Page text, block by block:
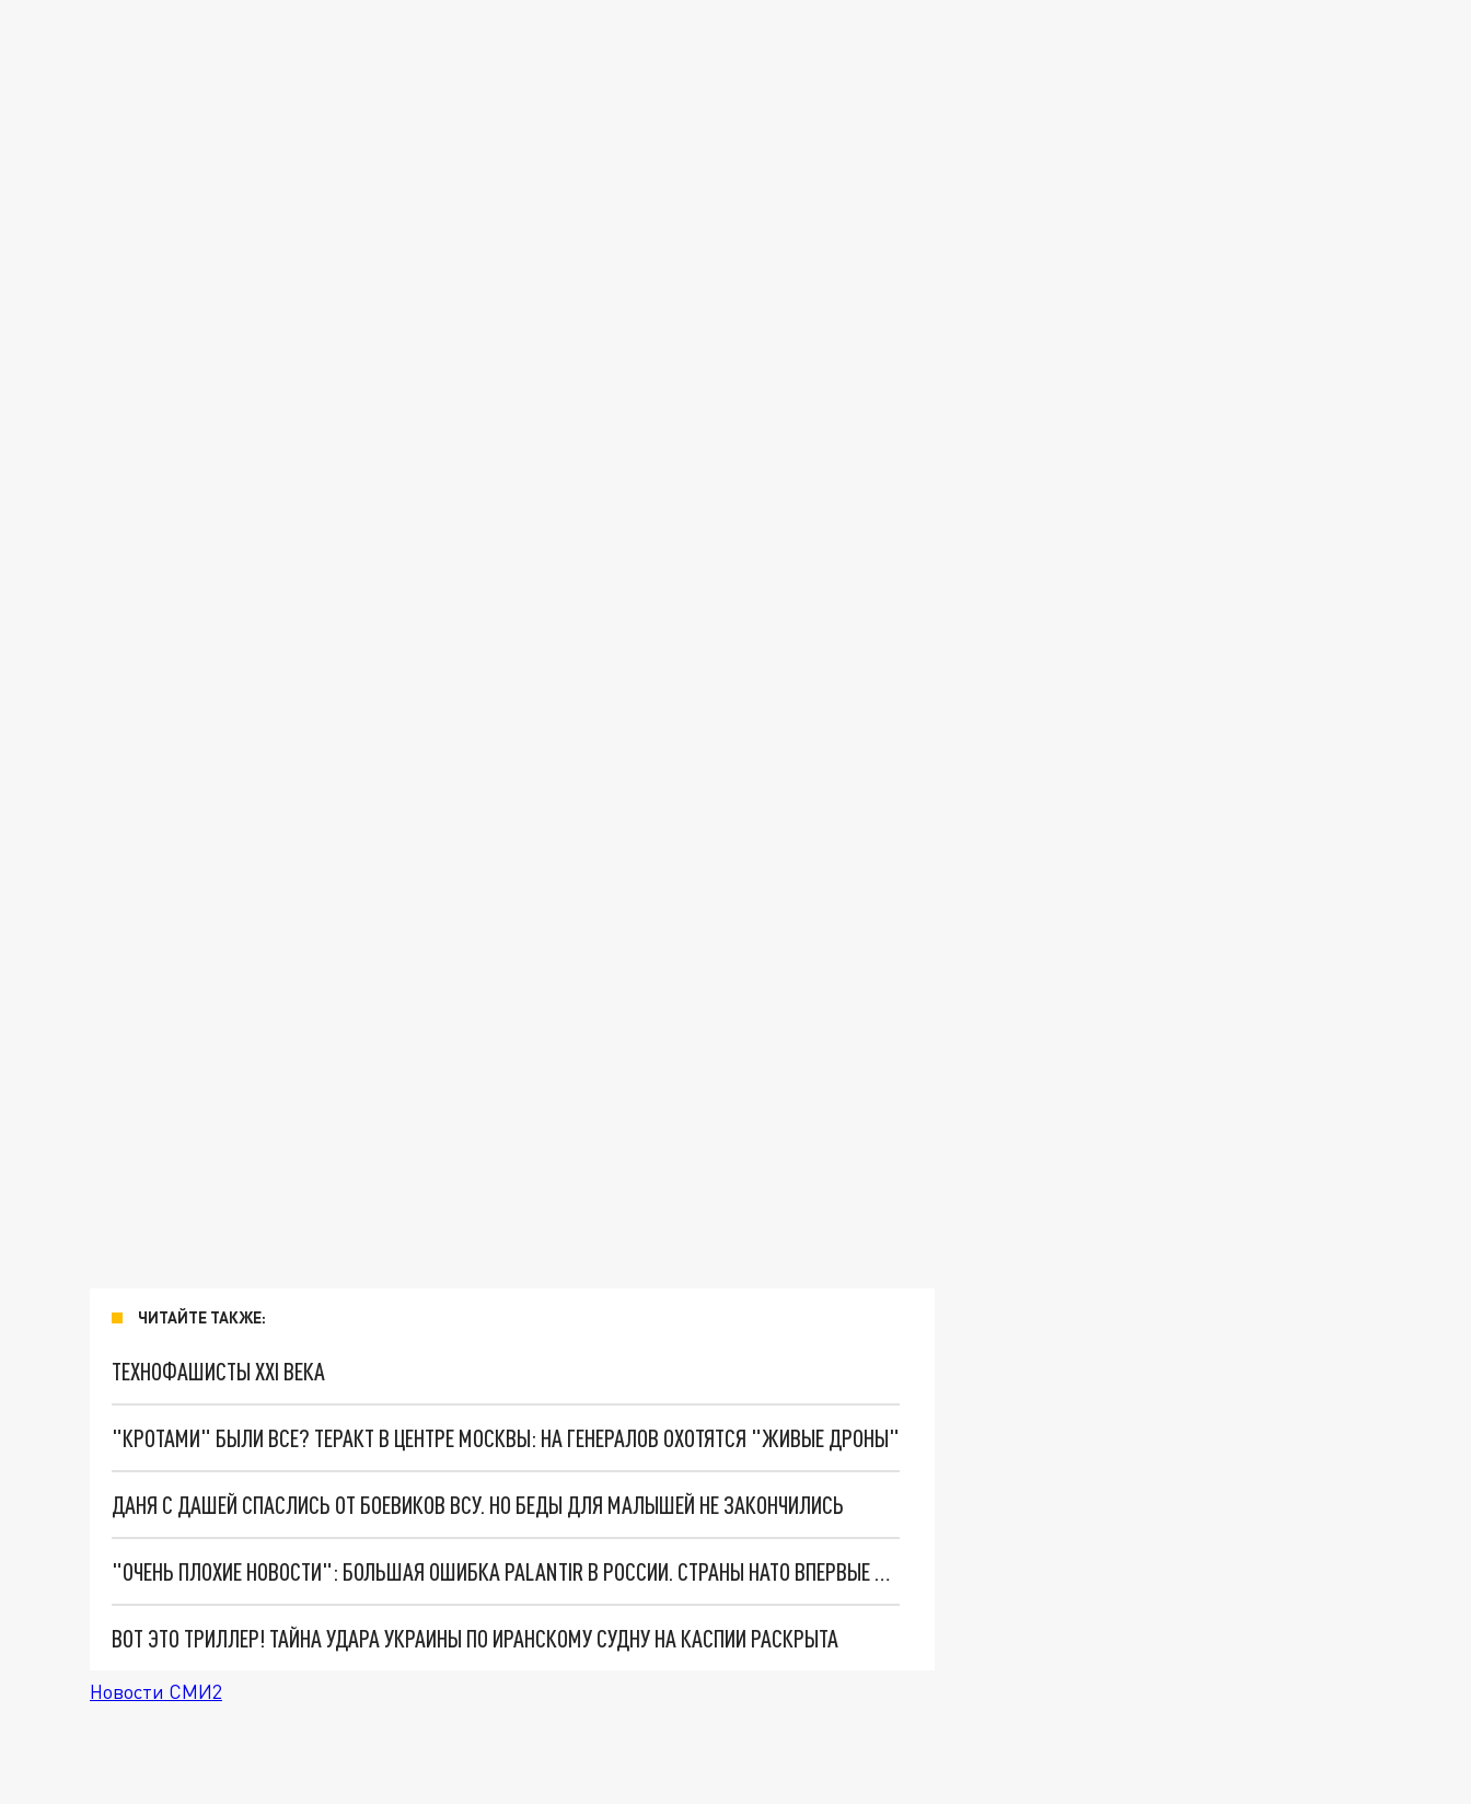
ЧИТАЙТЕ ТАКЖЕ:
ТЕХНОФАШИСТЫ XXI ВЕКА
"КРОТАМИ" БЫЛИ ВСЕ? ТЕРАКТ В ЦЕНТРЕ МОСКВЫ: НА ГЕНЕРАЛОВ ОХОТЯТСЯ "ЖИВЫЕ ДРОНЫ"
ДАНЯ С ДАШЕЙ СПАСЛИСЬ ОТ БОЕВИКОВ ВСУ. НО БЕДЫ ДЛЯ МАЛЫШЕЙ НЕ ЗАКОНЧИЛИСЬ
"ОЧЕНЬ ПЛОХИЕ НОВОСТИ": БОЛЬШАЯ ОШИБКА PALANTIR В РОССИИ. СТРАНЫ НАТО ВПЕРВЫЕ ЗА СВО ОСТАНОВИЛИ ПОСТАВКИ ОРУЖИЯ. ВСУ ТЕРЯЮТ ПРИГРАНИЧЬЕ?
ВОТ ЭТО ТРИЛЛЕР! ТАЙНА УДАРА УКРАИНЫ ПО ИРАНСКОМУ СУДНУ НА КАСПИИ РАСКРЫТА
Новости СМИ2